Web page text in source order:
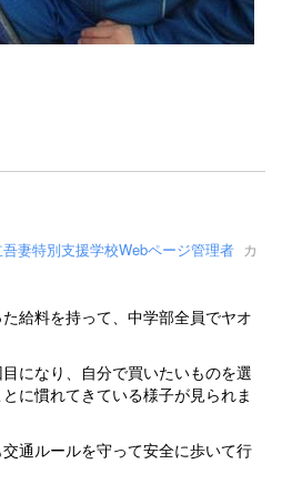
妻特別支援学校Webページ管理者 カ
給料を持って、中学部全員でヤオ
になり、自分で買いたいものを選
に慣れてきている様子が見られま
通ルールを守って安全に歩いて行